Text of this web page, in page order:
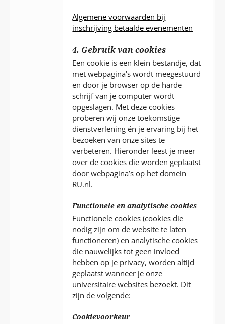
Algemene voorwaarden bij
inschrijving betaalde evenementen
4. Gebruik van cookies
Een cookie is een klein bestandje, dat
met webpagina's wordt meegestuurd
en door je browser op de harde
schrijf van je computer wordt
opgeslagen. Met deze cookies
proberen wij onze toekomstige
dienstverlening én je ervaring bij het
bezoeken van onze sites te
verbeteren. Hieronder leest je meer
over de cookies die worden geplaatst
door webpagina’s op het domein
RU.nl.
Functionele en analytische cookies
Functionele cookies (cookies die
nodig zijn om de website te laten
functioneren) en analytische cookies
die nauwelijks tot geen invloed
hebben op je privacy, worden altijd
geplaatst wanneer je onze
universitaire websites bezoekt. Dit
zijn de volgende:
Cookievoorkeur